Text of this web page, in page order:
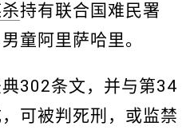
持有联合国难民署
童阿里萨哈里。
302条文，并与第34
可被判死刑，或监禁